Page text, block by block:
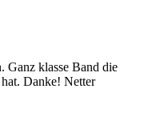
Ganz klasse Band die
hat. Danke! Netter